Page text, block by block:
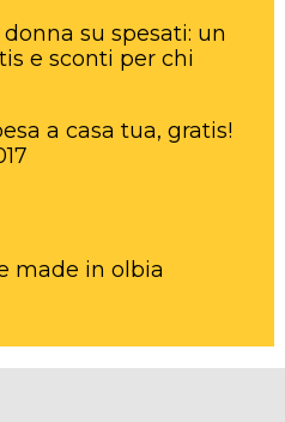
su spesati: un
e sconti per chi
a casa tua, gratis!
made in olbia